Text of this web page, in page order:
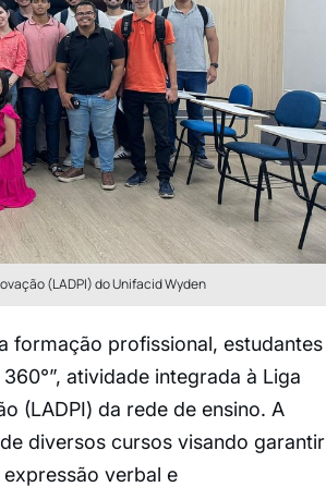
(LADPI) do Unifacid Wyden
formação profissional, estudantes
atividade integrada à Liga
(LADPI) da rede de ensino. A
diversos cursos visando garantir
verbal e